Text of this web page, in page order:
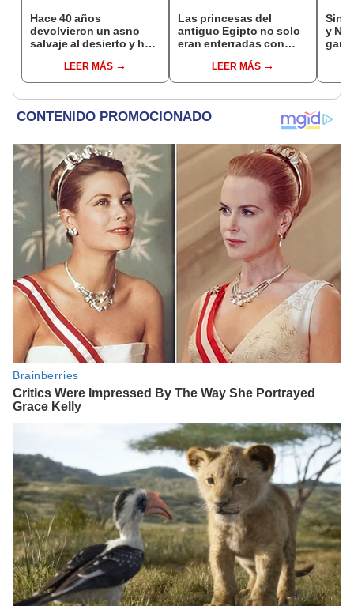
Hace 40 años
devolvieron un asno
salvaje al desierto y hoy
reforestar el ecosistema
de forma natural
LEER MÁS
Las princesas del
antiguo Egipto no solo
eran enterradas con
por qué también había
arcos, flechas y dagas
LEER MÁS
y